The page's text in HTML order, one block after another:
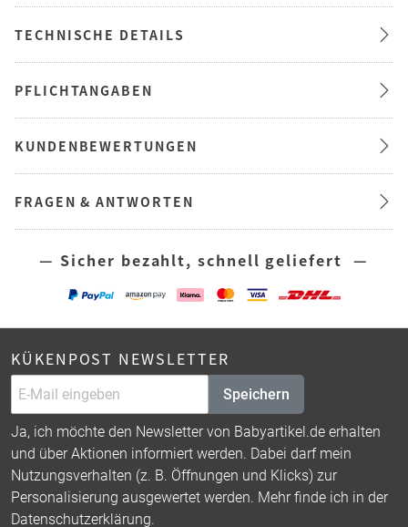
TECHNISCHE DETAILS
PFLICHTANGABEN
KUNDENBEWERTUNGEN
FRAGEN & ANTWORTEN
— Sicher bezahlt, schnell geliefert —
KÜKENPOST NEWSLETTER
Speichern
Ja, ich möchte den Newsletter von Babyartikel.de erhalten
und über Aktionen informiert werden. Dabei darf mein
Nutzungsverhalten (z. B. Öffnungen und Klicks) zur
Personalisierung ausgewertet werden. Mehr finde ich in der
Datenschutzerklärung.